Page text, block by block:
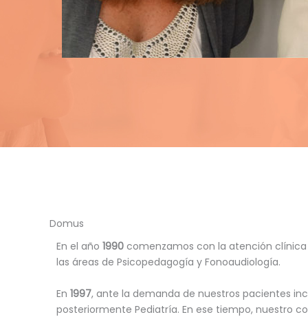
Domus
En el año 1990 comenzamos con la atención
las áreas de Psicopedagogía y Fonoaudiología.
En 1997, ante la demanda de nuestros pacientes
posteriormente Pediatría. En ese tiempo, nuestro